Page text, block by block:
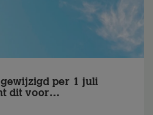
per 1 juli
dit voor